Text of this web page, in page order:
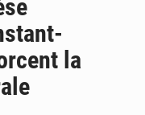
Kinshasa : Le Gouvernement provincial annonce la construction imminente du boulevard Étienne Tshisekedi
la